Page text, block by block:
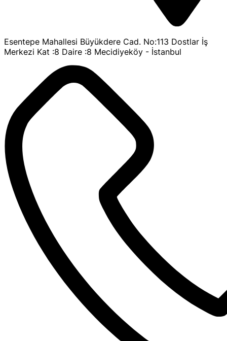
Esentepe Mahallesi Büyükdere Cad. No:113 Dostlar İş
Merkezi Kat :8 Daire :8 Mecidiyeköy - İstanbul